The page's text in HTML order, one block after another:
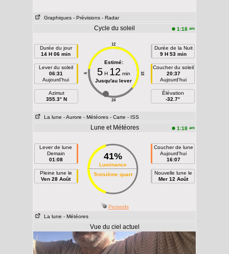
Graphiques - Prévisions - Radar
Cycle du soleil 1:18 am
Durée du jour
14 H 06 min
Lever du soleil
06:31
Aujourd'hui
Azimut
355.3° N
12
24
6 18
Estimé:
5H 12 min
Jusqu'au lever
Durée de la Nuit
9 H 53 min
Coucher du soleil
20:37
Aujourd'hui
Élévation
-32.7°
La lune - Aurore - Météores - Carte - ISS
Lune et Météores 1:18 am
Lever de lune
Demain
01:08
Pleine lune le
Ven 28 Août
41%
Luminance
Troisième quart
Coucher de lune
Aujourd'hui
16:07
Nouvelle lune le
Mer 12 Août
Perseids
La lune - Météores
Vue du ciel actuel